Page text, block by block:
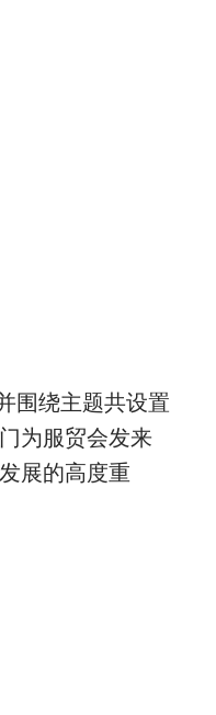
围绕主题共设置
为服贸会发来
展的高度重